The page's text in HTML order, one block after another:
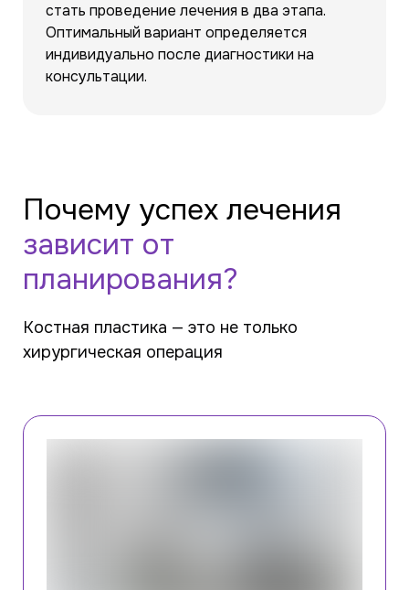
стать проведение лечения в два этапа.
Оптимальный вариант определяется
индивидуально после диагностики на
консультации.
Почему успех лечения
зависит от
планирования?
Костная пластика — это не только
хирургическая операция